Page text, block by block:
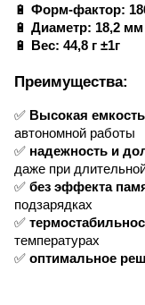
🔋 Форм-фактор:
🔋 Диаметр: 18,2 мм
🔋
Вес: 44,8 г ±1г
Преимущества:
✅ Высокая емкость
автономной работы
✅ надежность и
даже при
✅ без эффекта
подзарядках
✅
температурах
✅ оптимальное